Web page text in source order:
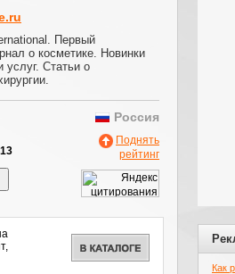
Первый
о косметике. Новинки
услуг. Статьи о
Россия
Поднять
рейтинг
Как